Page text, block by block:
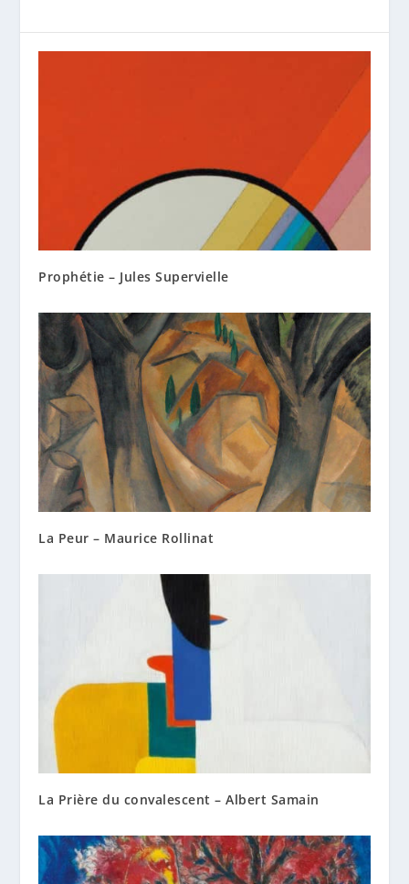
Prophétie – Jules Supervielle
La Peur – Maurice Rollinat
La Prière du convalescent – Albert Samain